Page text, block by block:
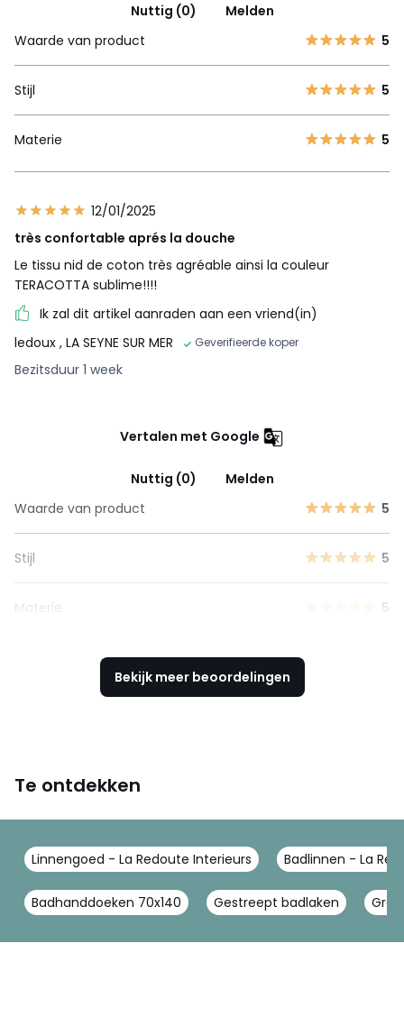
Nuttig (0)
Melden
Waarde van product
5
Stijl 5
Materie 5
12/01/2025
très confortable aprés la douche
Le tissu nid de coton très agréable ainsi la couleur
TERACOTTA sublime!!!!
Ik zal dit artikel aanraden aan een vriend(in)
ledoux , LA SEYNE SUR MER Geverifieerde koper
Bezitsduur 1 week
Vertalen met Google
Nuttig (0)
Melden
Waarde van product
5
Stijl 5
Materie 5
Bekijk meer beoordelingen
Te ontdekken
Linnengoed - La Redoute Interieurs Badlinnen - La
Badhanddoeken 70x140 Gestreept badlaken